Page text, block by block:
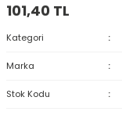
101,40 TL
Kategori
Marka
Stok Kodu